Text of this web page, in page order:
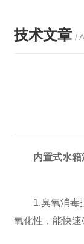
技术文章 /
内置式水箱
1.臭氧消毒技
氧化性，能快